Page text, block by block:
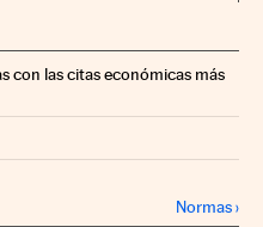
con las citas económicas más
Normas›